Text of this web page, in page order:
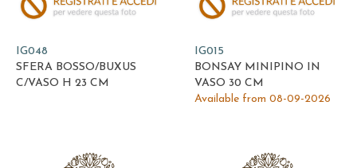
IG048
SFERA BOSSO/BUXUS
C/VASO H 23 CM
IG015
BONSAY MINIPINO IN
VASO 30 CM
Available from 08-09-2026